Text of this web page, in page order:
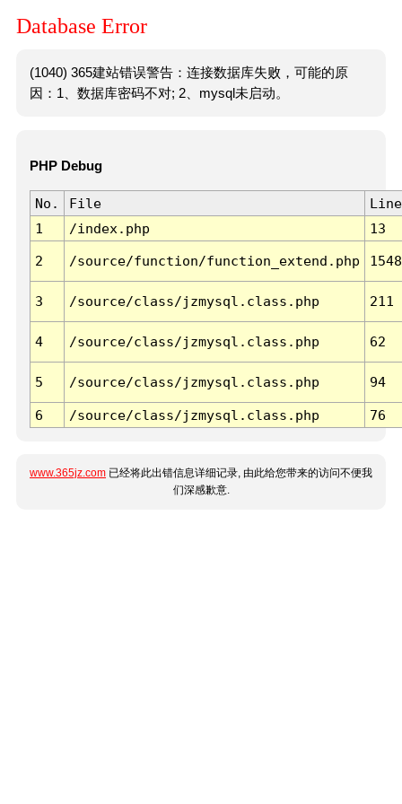
Database Error
(1040) 365建站错误警告：连接数据库失败，可能的原
因：1、数据库密码不对; 2、mysql未启动。
PHP Debug
No. File
Line
1
/index.php 13
2 /source/function/function_extend.php 1548
3 /source/class/jzmysql.class.php 211
4 /source/class/jzmysql.class.php 62
5 /source/class/jzmysql.class.php 94
6 /source/class/jzmysql.class.php 76
www.365jz.com 已经将此出错信息详细记录, 由此给您带来的访问不便我
们深感歉意.